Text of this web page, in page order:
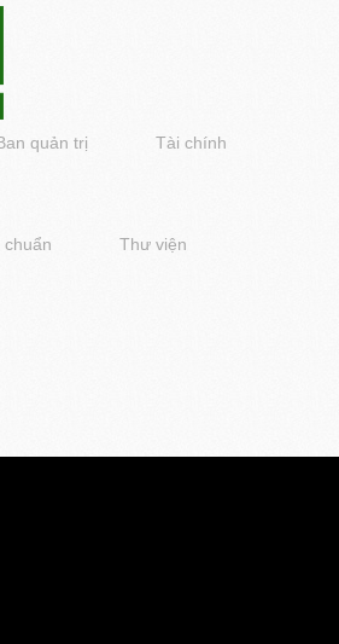
quản trị Tài chính
chuẩn Thư viện